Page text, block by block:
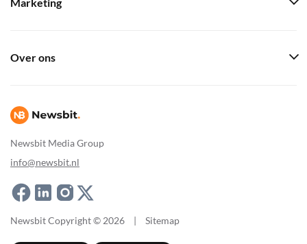
Newsbit Media Group
info@newsbit.nl
Marketing
Over ons
Newsbit Copyright © 2026 | Sitemap